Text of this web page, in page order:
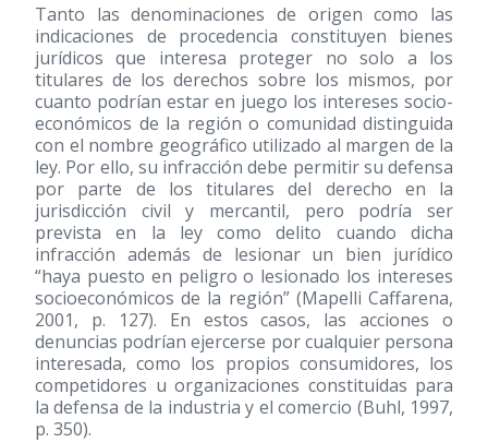
Tanto las denominaciones de origen como las
indicaciones de procedencia constituyen bienes
jurídicos que interesa proteger no solo a los
titulares de los derechos sobre los mismos, por
cuanto podrían estar en juego los intereses socio-
económicos de la región o comunidad distinguida
con el nombre geográfico utilizado al margen de la
ley. Por ello, su infracción debe permitir su defensa
por parte de los titulares del derecho en la
jurisdicción civil y mercantil, pero podría ser
prevista en la ley como delito cuando dicha
infracción además de lesionar un bien jurídico
“haya puesto en peligro o lesionado los intereses
socioeconómicos de la región” (Mapelli Caffarena,
2001, p. 127). En estos casos, las acciones o
denuncias podrían ejercerse por cualquier persona
interesada, como los propios consumidores, los
competidores u organizaciones constituidas para
la defensa de la industria y el comercio (Buhl, 1997,
p. 350).